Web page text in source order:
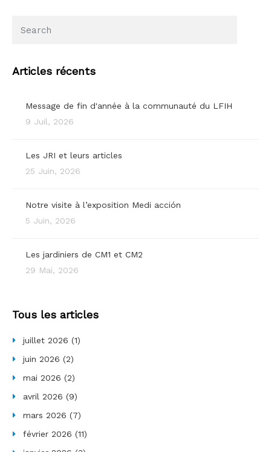
Articles récents
Message de fin d'année à la communauté du LFIH
9 Juil, 2026
Les JRI et leurs articles
25 Juin, 2026
Notre visite à l’exposition Medi acción
5 Juin, 2026
Les jardiniers de CM1 et CM2
29 Mai, 2026
Tous les articles
juillet 2026 (1)
juin 2026 (2)
mai 2026 (2)
avril 2026 (9)
mars 2026 (7)
février 2026 (11)